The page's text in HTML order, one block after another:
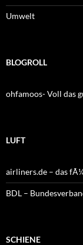
Umwelt
BLOGROLL
ohfamoos- Voll das
LUFT
airliners.de – das
BDL –
SCHIENE